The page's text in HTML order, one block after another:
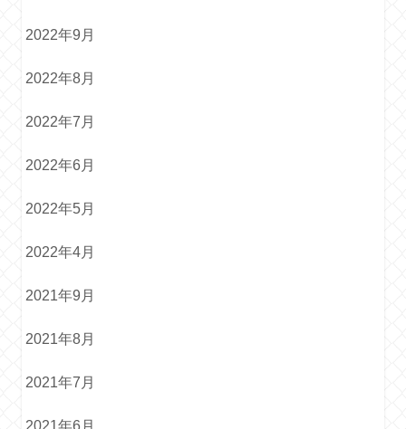
2022年9月
2022年8月
2022年7月
2022年6月
2022年5月
2022年4月
2021年9月
2021年8月
2021年7月
2021年6月